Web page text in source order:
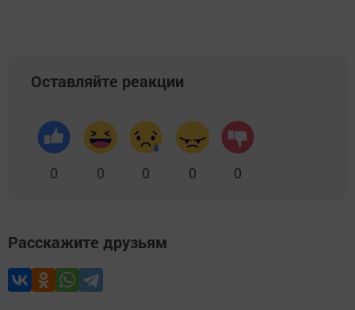
Оставляйте реакции
0 0 0 0 0
Расскажите друзьям